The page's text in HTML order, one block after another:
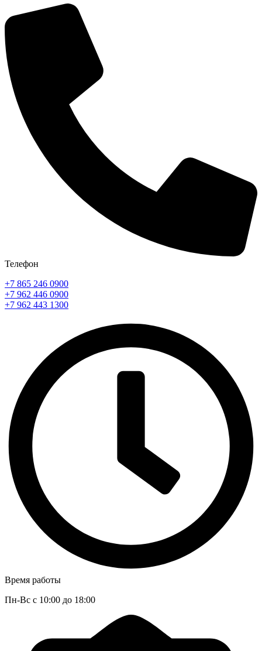
Телефон
+7 865 246 0900
+7 962 446 0900
+7 962 443 1300
Время работы
Пн-Вс с 10:00 до 18:00